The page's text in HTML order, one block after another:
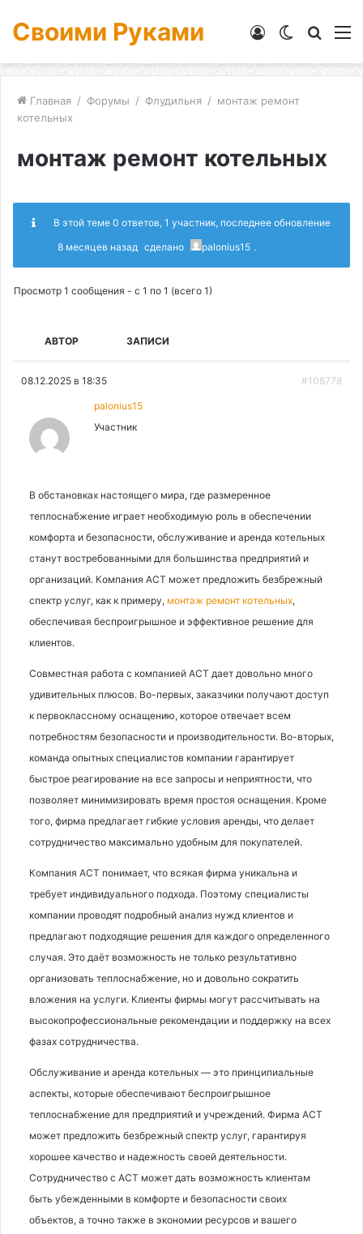
Своими Руками
Switch
Войти
Главная / Форумы / Флудильня / монтаж ремонт
котельных
монтаж ремонт котельных
В этой теме 0 ответов, 1 участник, последнее обновление
8 месяцев назад сделано palonius15 .
Просмотр 1 сообщения - с 1 по 1 (всего 1)
АВТОР ЗАПИСИ
08.12.2025 в 18:35 #108778
palonius15
Участник
В обстановках настоящего мира, где размеренное
теплоснабжение играет необходимую роль в обеспечении
комфорта и безопасности, обслуживание и аренда котельных
станут востребованными для большинства предприятий и
организаций. Компания АСТ может предложить безбрежный
спектр услуг, как к примеру, монтаж ремонт котельных,
обеспечивая беспроигрышное и эффективное решение для
клиентов.
Совместная работа с компанией АСТ дает довольно много
удивительных плюсов. Во-первых, заказчики получают доступ
к первоклассному оснащению, которое отвечает всем
потребностям безопасности и производительности. Во-вторых,
команда опытных специалистов компании гарантирует
быстрое реагирование на все запросы и неприятности, что
позволяет минимизировать время простоя оснащения. Кроме
того, фирма предлагает гибкие условия аренды, что делает
сотрудничество максимально удобным для покупателей.
Компания АСТ понимает, что всякая фирма уникальна и
требует индивидуального подхода. Поэтому специалисты
компании проводят подробный анализ нужд клиентов и
предлагают подходящие решения для каждого определенного
случая. Это даёт возможность не только результативно
организовать теплоснабжение, но и довольно сократить
вложения на услуги. Клиенты фирмы могут рассчитывать на
высокопрофессиональные рекомендации и поддержку на всех
фазах сотрудничества.
Обслуживание и аренда котельных — это принципиальные
аспекты, которые обеспечивают беспроигрышное
теплоснабжение для предприятий и учреждений. Фирма АСТ
может предложить безбрежный спектр услуг, гарантируя
хорошее качество и надежность своей деятельности.
Сотрудничество с АСТ может дать возможность клиентам
быть убежденными в комфорте и безопасности своих
объектов, а точно также в экономии ресурсов и вашего